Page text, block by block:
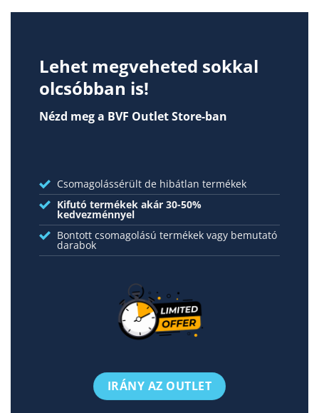
Lehet megveheted sokkal
olcsóbban is!
Nézd meg a BVF Outlet Store-ban
Csomagolássérült de hibátlan termékek
Kifutó termékek akár 30-50%
kedvezménnyel
Bontott csomagolású termékek vagy bemutató
darabok
IRÁNY AZ OUTLET